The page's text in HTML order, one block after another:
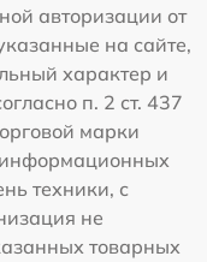
авторизации от
на сайте,
характер и
п. 2 ст. 437
марки
информационных
техники, с
не
товарных